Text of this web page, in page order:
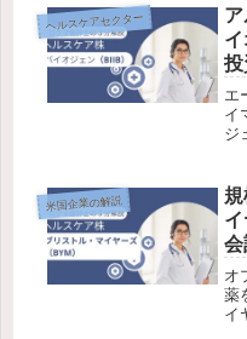
な
ヘルスケアセクター
エ
イ
ジ
米国企業の解説
資
オ
薬
イ